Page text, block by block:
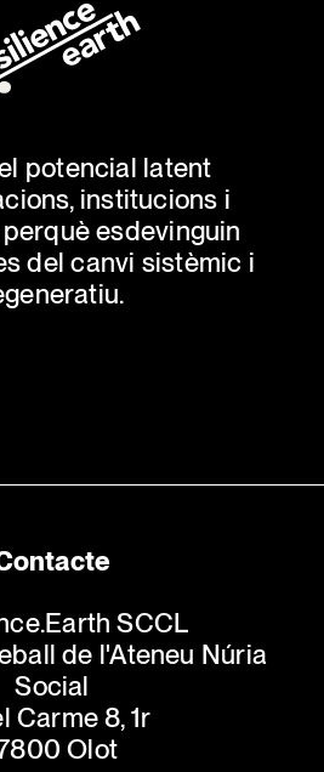
potencial latent
institucions i
esdevinguin
del canvi sistèmic i
SCCL
de l'Ateneu Núria
Social
Carme 8, 1r
Olot